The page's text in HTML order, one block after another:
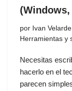
por Ivan Velarde
Herramientas y
Necesitas
hacerlo en el
parecen